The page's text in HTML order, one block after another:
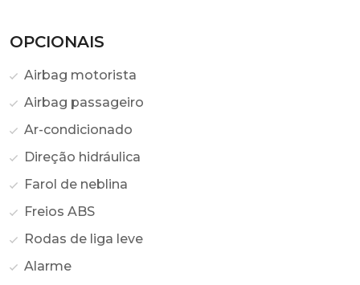
OPCIONAIS
Airbag motorista
Airbag passageiro
Ar-condicionado
Direção hidráulica
Farol de neblina
Freios ABS
Rodas de liga leve
Alarme